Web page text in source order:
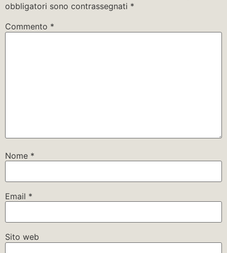
obbligatori sono contrassegnati *
Commento *
Nome *
Email *
Sito web